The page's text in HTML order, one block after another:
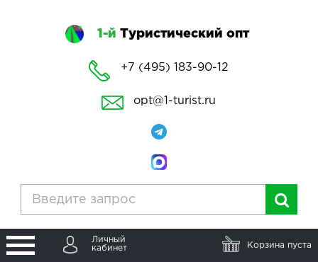
1-й Туристический опт
+7 (495) 183-90-12
opt@1-turist.ru
Личный
кабинет
Корзина пуста